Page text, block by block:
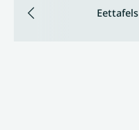
Eettafels